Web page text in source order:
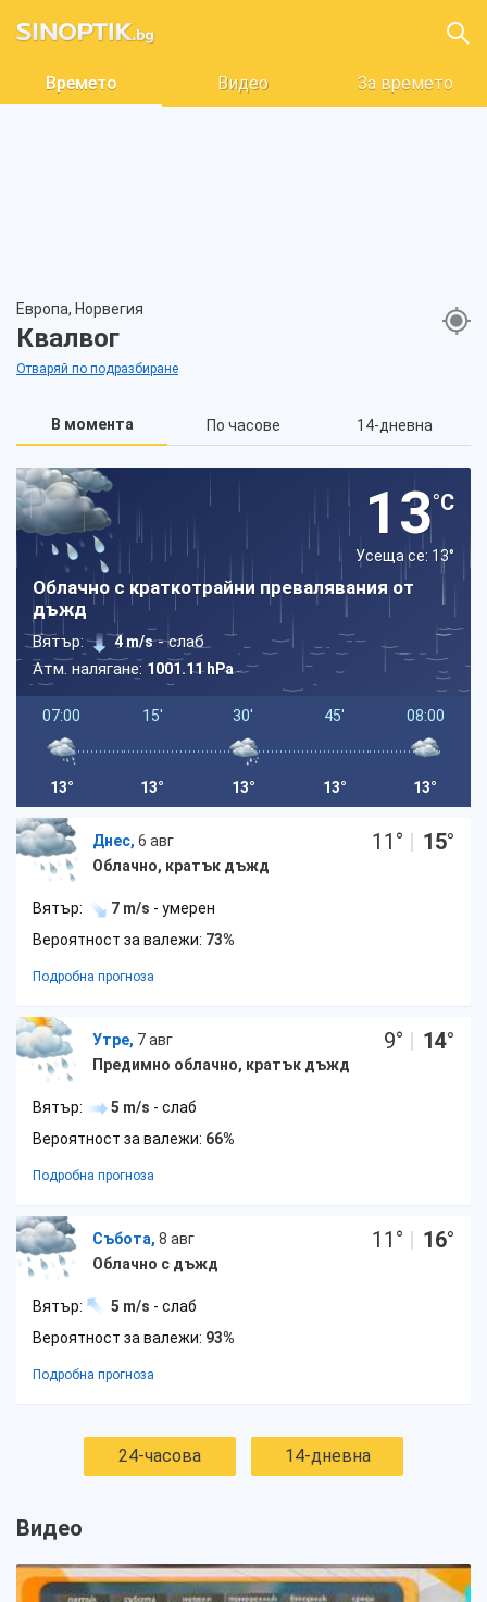
Времето Видео За времето
Европа, Норвегия
Квалвог
Отваряй по подразбиране
В момента По часове 14-дневна
13°C
Усеща се: 13°
Облачно с краткотрайни превалявания от
дъжд
Вятър: 4 m/s- слаб
Атм. налягане: 1001.11 hPa
07:00
13°
15'
13°
30'
13°
45'
13°
08:00
13°
Днес, 6 авг
Облачно, кратък дъжд
11 ° | 15°
Вятър: 7 m/s - умерен
Вероятност за валежи: 73%
Подробна прогноза
Утре, 7 авг
Предимно облачно, кратък дъжд
9° | 14°
Вятър: 5 m/s - слаб
Вероятност за валежи: 66%
Подробна прогноза
Събота, 8 авг
Облачно с дъжд
11 ° | 16°
Вятър: 5 m/s - слаб
Вероятност за валежи: 93%
Подробна прогноза
24-часова 14-дневна
Видео